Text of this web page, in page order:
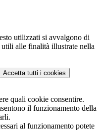
utilizzati si avvalgono di
alle finalità illustrate nella
Accetta tutti i cookies
quali cookie consentire.
il funzionamento della
al funzionamento potete